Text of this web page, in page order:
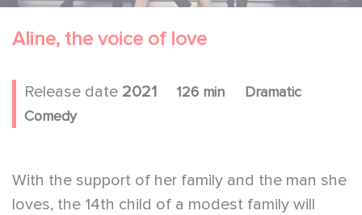
Aline, the voice of love
Release date 2021 126 min
Dramatic
Comedy
With the support of her family and the man she
loves, the 14th child of a modest family will